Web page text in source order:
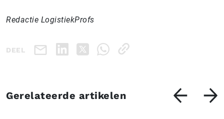
Redactie LogistiekProfs
DEEL
Gerelateerde artikelen